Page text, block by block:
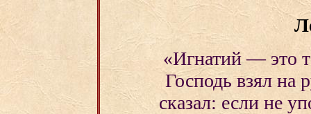
«Игнатий — это
Господь взял на
сказал: если не